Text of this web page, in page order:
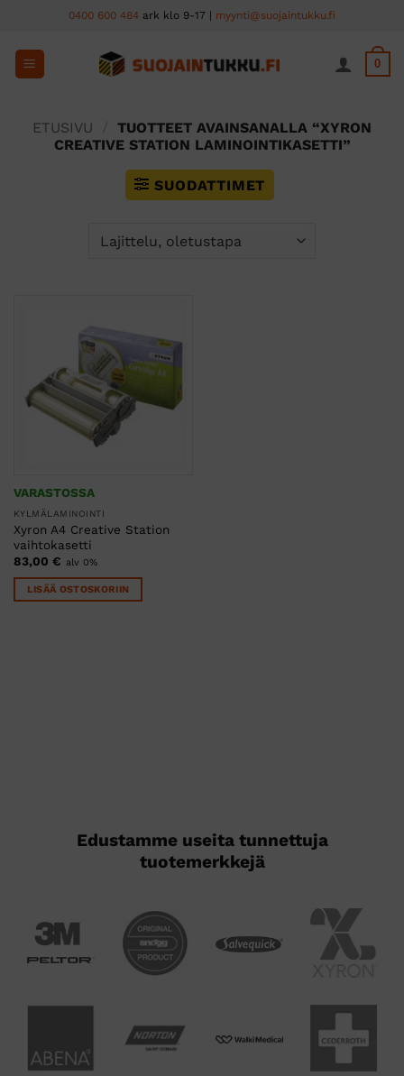
content
0400 600 484 ark klo 9-17 | myynti@suojaintukku.fi
0
ETUSIVU
TUOTTEET AVAINSANALLA “XYRON
CREATIVE STATION LAMINOINTIKASETTI”
SUODATTIMET
VARASTOSSA
KYLMÄLAMINOINTI
Xyron A4 Creative Station
vaihtokasetti
83,00 € alv 0%
LISÄÄ OSTOSKORIIN
Edustamme useita tunnettuja
tuotemerkkejä